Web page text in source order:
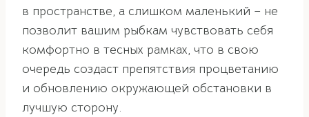
в пространстве, а слишком маленький – не
позволит вашим рыбкам чувствовать себя
комфортно в тесных рамках, что в свою
очередь создаст препятствия процветанию
и обновлению окружающей обстановки в
лучшую сторону.